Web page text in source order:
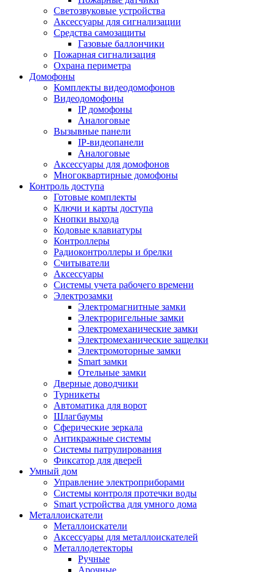
Светозвуковые устройства
Аксессуары для сигнализации
Средства самозащиты
Газовые баллончики
Пожарная сигнализация
Охрана периметра
Домофоны
Комплекты видеодомофонов
Видеодомофоны
IP домофоны
Аналоговые
Вызывные панели
IP-видеопанели
Аналоговые
Аксессуары для домофонов
Многоквартирные домофоны
Контроль доступа
Готовые комплекты
Ключи и карты доступа
Кнопки выхода
Кодовые клавиатуры
Контроллеры
Радиоконтроллеры и брелки
Считыватели
Аксессуары
Системы учета рабочего времени
Электрозамки
Электромагнитные замки
Электроригельные замки
Электромеханические замки
Электромеханические защелки
Электромоторные замки
Smart замки
Отельные замки
Дверные доводчики
Турникеты
Автоматика для ворот
Шлагбаумы
Сферические зеркала
Антикражные системы
Системы патрулирования
Фиксатор для дверей
Умный дом
Управление электроприборами
Системы контроля протечки воды
Smart устройства для умного дома
Металлоискатели
Металлоискатели
Аксессуары для металлоискателей
Металлодетекторы
Ручные
Арочные